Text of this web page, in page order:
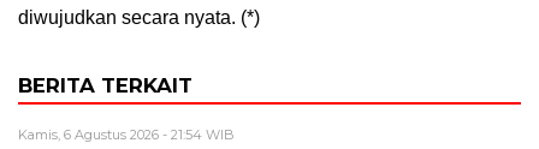
diwujudkan secara nyata. (*)
BERITA TERKAIT
Kamis, 6 Agustus 2026 - 21:54 WIB